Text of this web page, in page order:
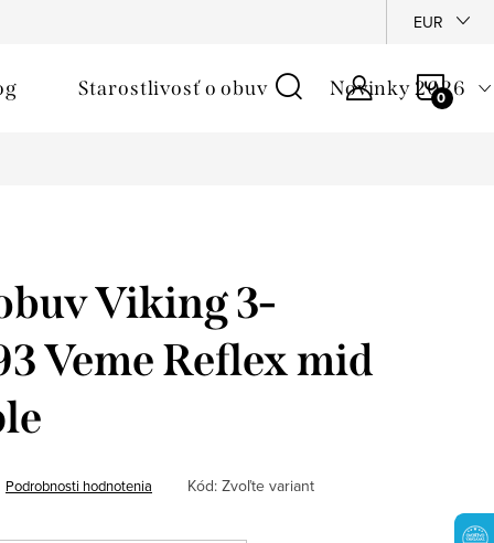
Ochrana osobných
EUR
Starostlivosť o obuv Novinky 2026
Viking 3-
Veme Reflex mid
Podrobnosti hodnotenia Kód: Zvoľte variant